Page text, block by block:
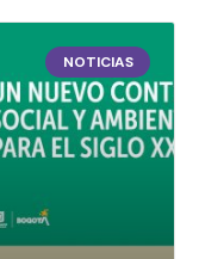
NOTICIAS